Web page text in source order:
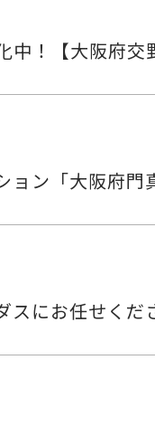
！【大阪府交
ン「大阪府門
にお任せくだ